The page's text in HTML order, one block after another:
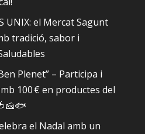
UNIX: el Mercat Sagunt
tradició, sabor i
Plenet” – Participa i
100 € en productes del
el Nadal amb un